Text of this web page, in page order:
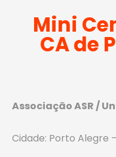
Mini
CA de
Associação ASR /
Cidade: Porto Alegre